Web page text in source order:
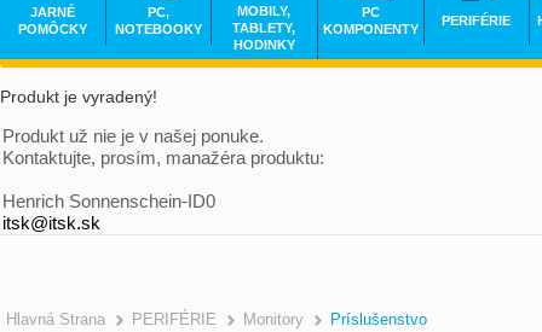
Produkt je vyradený!
Produkt už nie je v našej ponuke.
Kontaktujte, prosím, manažéra produktu:
Henrich Sonnenschein-ID0
itsk@itsk.sk
Hlavná Strana PERIFÉRIE Monitory Príslušenstvo
JARNÉ
POMÔCKY
PC,
NOTEBOOKY
MOBILY,
TABLETY,
HODINKY
PC
KOMPONENTY
PERIFÉRIE